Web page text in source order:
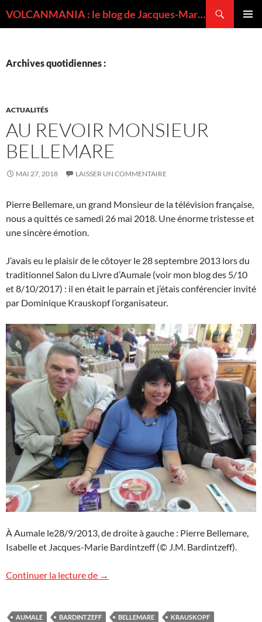
VOLCANMANIA : le blog de Jacques-Marie BARDINTZEFF, volcanologue
Archives quotidiennes :
ACTUALITÉS
AU REVOIR MONSIEUR
BELLEMARE
MAI 27, 2018 LAISSER UN COMMENTAIRE
Pierre Bellemare, un grand Monsieur de la télévision française,
nous a quittés ce samedi 26 mai 2018. Une énorme tristesse et
une sincère émotion.
J’avais eu le plaisir de le côtoyer le 28 septembre 2013 lors du
traditionnel Salon du Livre d’Aumale (voir mon blog des 5/10
et 8/10/2017) : il en était le parrain et j’étais conférencier invité
par Dominique Krauskopf l’organisateur.
À Aumale le28/9/2013, de droite à gauche : Pierre Bellemare,
Isabelle et Jacques-Marie Bardintzeff (© J.M. Bardintzeff).
Continuer la lecture de Au revoir Monsieur Bellemare
→
AUMALE BARDINTZEFF BELLEMARE
KRAUSKOPF